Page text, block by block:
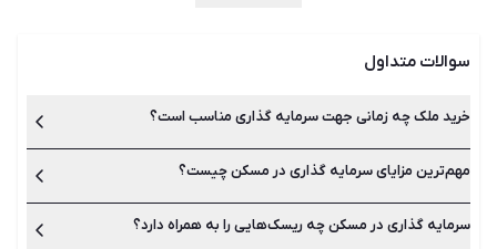
و مالک هستید نیز با ثبت آگهی در قسمت املاک شیپور، می‌توانید باعث بیشتر
هستید یا رهن و اجاره، شیپور به شما کمک می‌کند تا با جست‌وجو میان هزاران
سوالات متداول
خرید ملک چه زمانی جهت سرمایه گذاری مناسب است؟
زمان رکود بازار مسکن، بهترین زمان برای خرید ملک است. در زمان رکود،
بنابراین این فرصت را دارید که ملکی را با قیمت مناسب پیدا کنید.
مهم‌ترین مزایای سرمایه گذاری در مسکن چیست؟
کسب بازدهی از طریق اجاره بها، عدم امکان سرقت و استفاده از
سرمایه گذاری در مسکن چه ریسک‌هایی را به همراه دارد؟